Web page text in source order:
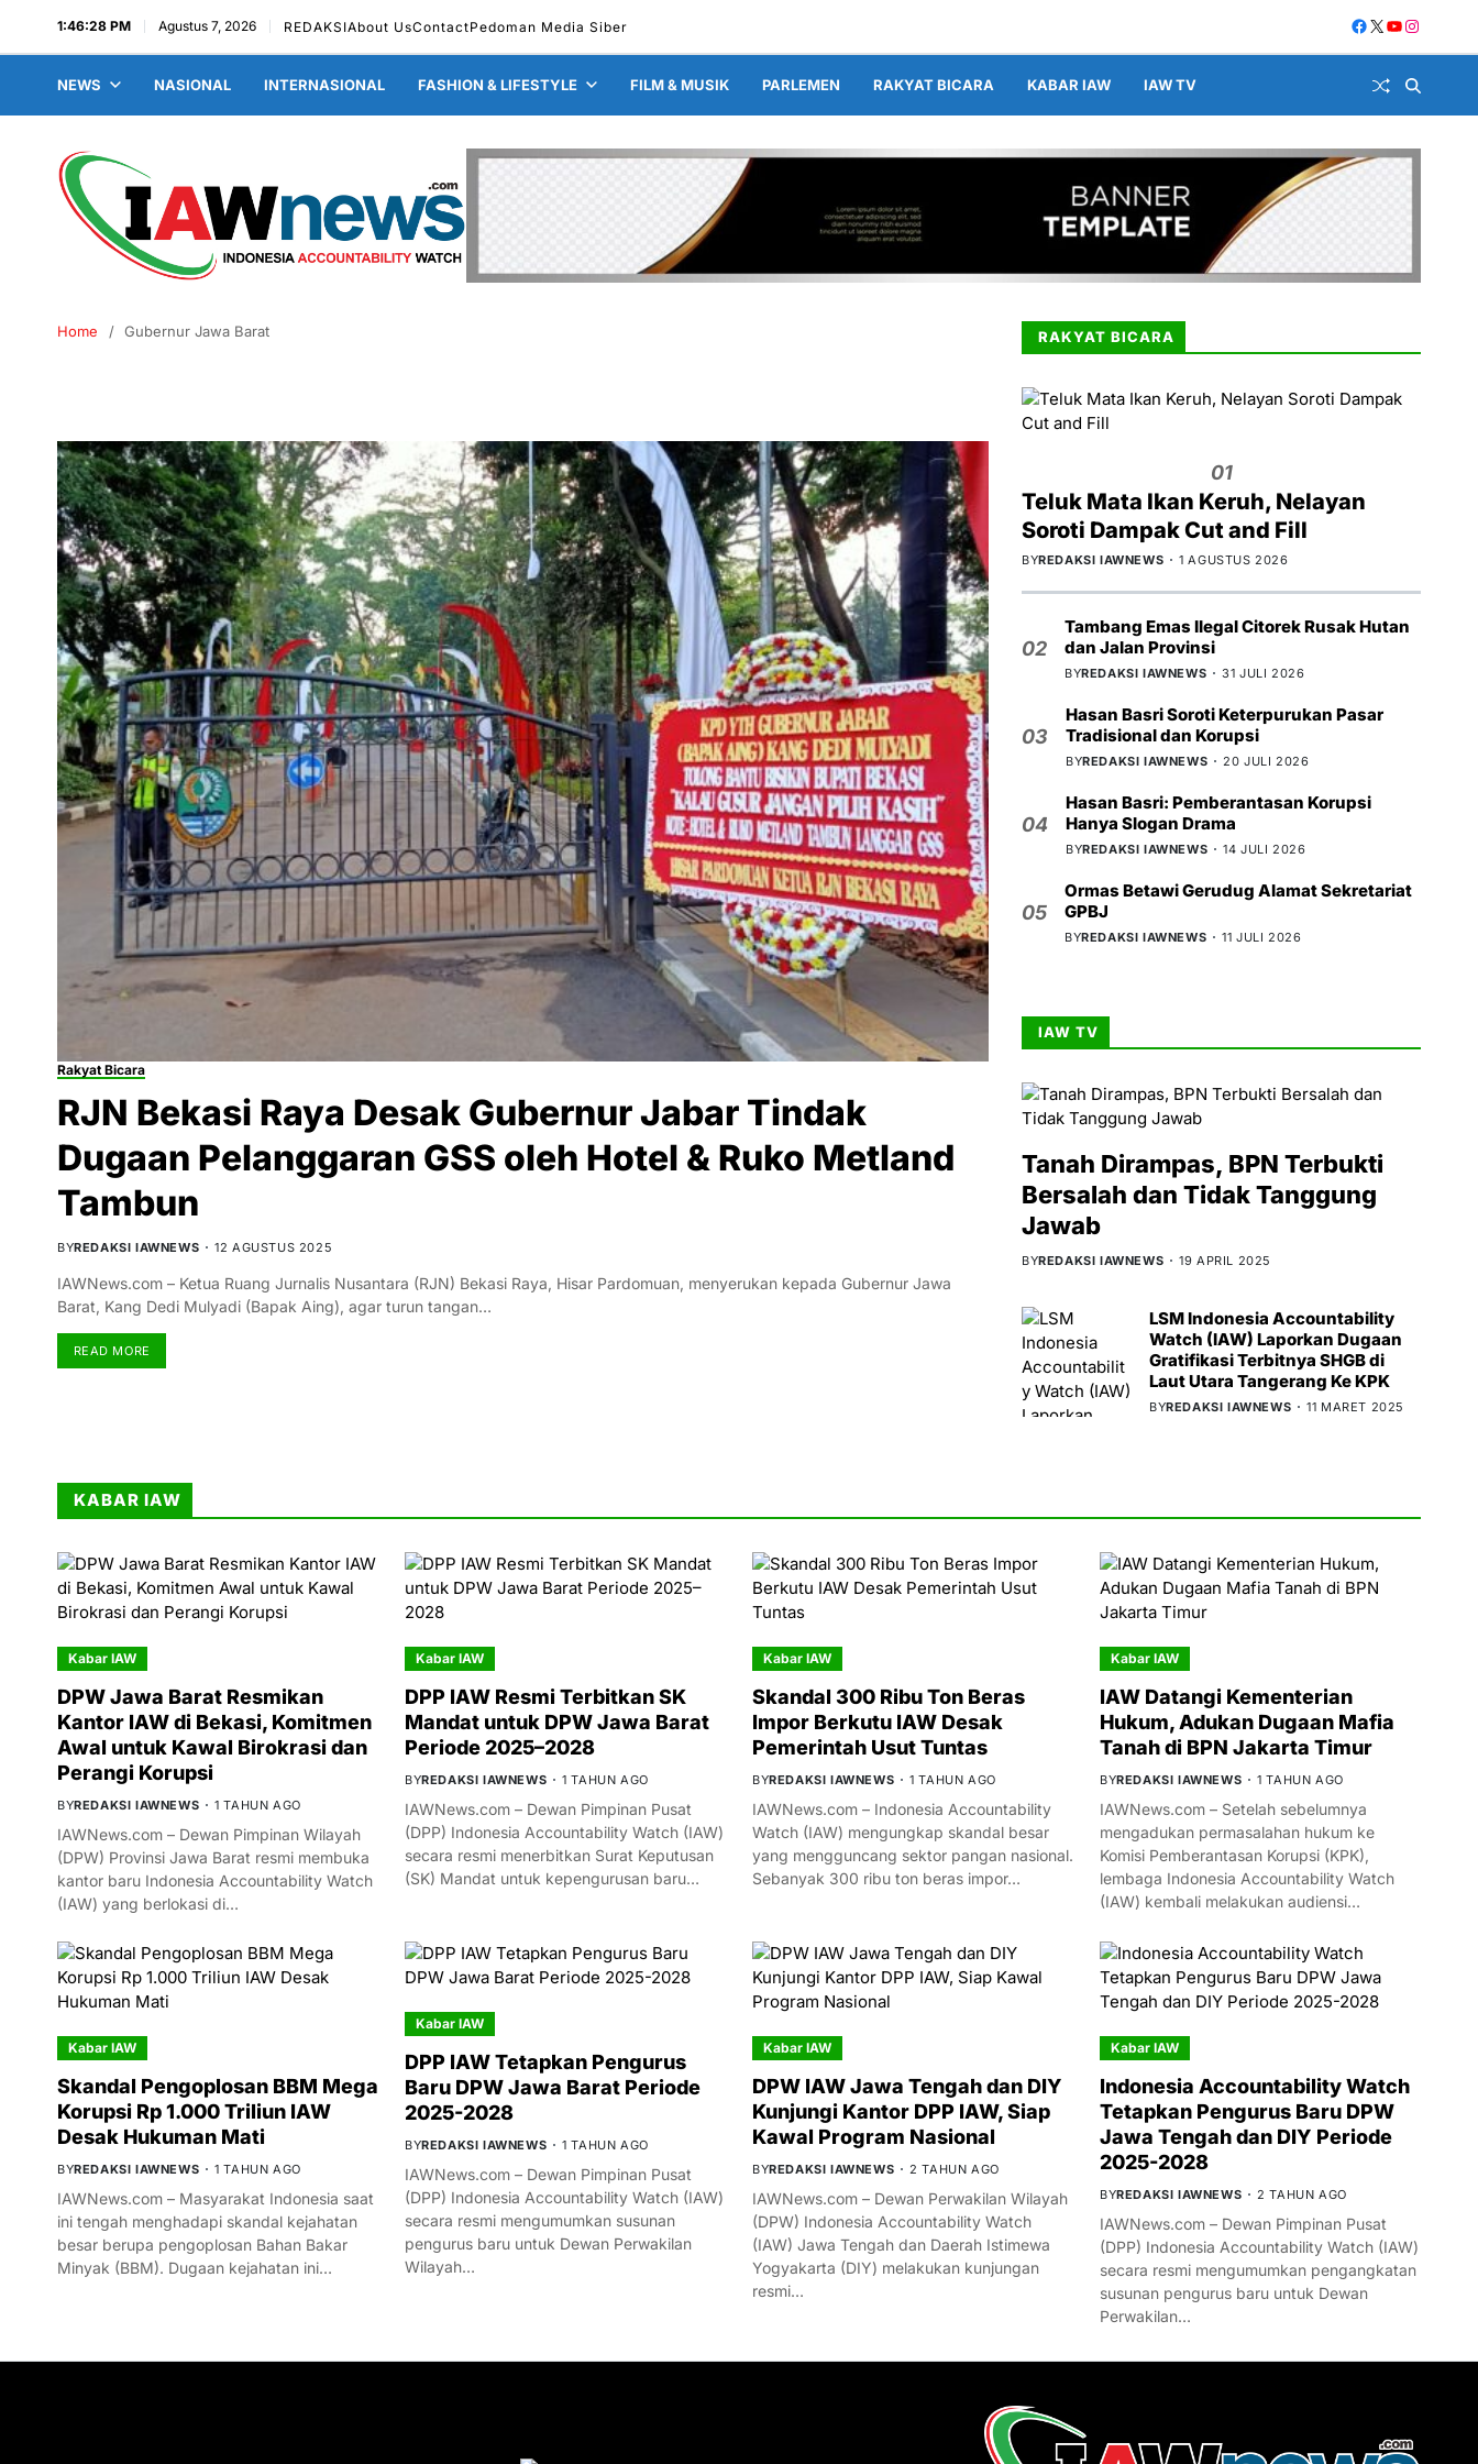
1:46:28 PM Agustus 7, 2026 REDAKSIAbout UsContactPedoman Media Siber
NEWS NASIONAL INTERNASIONAL FASHION & LIFESTYLE FILM & MUSIK PARLEMEN RAKYAT BICARA KABAR IAW IAW TV
Home Gubernur Jawa Barat
Rakyat Bicara
RJN Bekasi Raya Desak Gubernur Jabar Tindak
Dugaan Pelanggaran GSS oleh Hotel & Ruko Metland
Tambun
BYREDAKSI IAWNEWS 12 AGUSTUS 2025
IAWNews.com – Ketua Ruang Jurnalis Nusantara (RJN) Bekasi Raya, Hisar Pardomuan, menyerukan kepada Gubernur Jawa
Barat, Kang Dedi Mulyadi (Bapak Aing), agar turun tangan…
READ MORE
RAKYAT BICARA
01
Teluk Mata Ikan Keruh, Nelayan
Soroti Dampak Cut and Fill
BYREDAKSI IAWNEWS 1 AGUSTUS 2026
02
Tambang Emas Ilegal Citorek Rusak Hutan
dan Jalan Provinsi
BYREDAKSI IAWNEWS 31 JULI 2026
03
Hasan Basri Soroti Keterpurukan Pasar
Tradisional dan Korupsi
BYREDAKSI IAWNEWS 20 JULI 2026
04
Hasan Basri: Pemberantasan Korupsi
Hanya Slogan Drama
BYREDAKSI IAWNEWS 14 JULI 2026
05
Ormas Betawi Gerudug Alamat Sekretariat
GPBJ
BYREDAKSI IAWNEWS 11 JULI 2026
IAW TV
Tanah Dirampas, BPN Terbukti
Bersalah dan Tidak Tanggung
Jawab
BYREDAKSI IAWNEWS 19 APRIL 2025
LSM Indonesia Accountability
Watch (IAW) Laporkan Dugaan
Gratifikasi Terbitnya SHGB di
Laut Utara Tangerang Ke KPK
BYREDAKSI IAWNEWS 11 MARET 2025
KABAR IAW
Kabar IAW
DPW Jawa Barat Resmikan
Kantor IAW di Bekasi, Komitmen
Awal untuk Kawal Birokrasi dan
Perangi Korupsi
BYREDAKSI IAWNEWS 1 TAHUN AGO
IAWNews.com – Dewan Pimpinan Wilayah
(DPW) Provinsi Jawa Barat resmi membuka
kantor baru Indonesia Accountability Watch
(IAW) yang berlokasi di…
Kabar IAW
DPP IAW Resmi Terbitkan SK
Mandat untuk DPW Jawa Barat
Periode 2025–2028
BYREDAKSI IAWNEWS 1 TAHUN AGO
IAWNews.com – Dewan Pimpinan Pusat
(DPP) Indonesia Accountability Watch (IAW)
secara resmi menerbitkan Surat Keputusan
(SK) Mandat untuk kepengurusan baru…
Kabar IAW
Skandal 300 Ribu Ton Beras
Impor Berkutu IAW Desak
Pemerintah Usut Tuntas
BYREDAKSI IAWNEWS 1 TAHUN AGO
IAWNews.com – Indonesia Accountability
Watch (IAW) mengungkap skandal besar
yang mengguncang sektor pangan nasional.
Sebanyak 300 ribu ton beras impor…
Kabar IAW
IAW Datangi Kementerian
Hukum, Adukan Dugaan Mafia
Tanah di BPN Jakarta Timur
BYREDAKSI IAWNEWS 1 TAHUN AGO
IAWNews.com – Setelah sebelumnya
mengadukan permasalahan hukum ke
Komisi Pemberantasan Korupsi (KPK),
lembaga Indonesia Accountability Watch
(IAW) kembali melakukan audiensi…
Kabar IAW
Skandal Pengoplosan BBM Mega
Korupsi Rp 1.000 Triliun IAW
Desak Hukuman Mati
BYREDAKSI IAWNEWS 1 TAHUN AGO
IAWNews.com – Masyarakat Indonesia saat
ini tengah menghadapi skandal kejahatan
besar berupa pengoplosan Bahan Bakar
Minyak (BBM). Dugaan kejahatan ini…
Kabar IAW
DPP IAW Tetapkan Pengurus
Baru DPW Jawa Barat Periode
2025-2028
BYREDAKSI IAWNEWS 1 TAHUN AGO
IAWNews.com – Dewan Pimpinan Pusat
(DPP) Indonesia Accountability Watch (IAW)
secara resmi mengumumkan susunan
pengurus baru untuk Dewan Perwakilan
Wilayah…
Kabar IAW
DPW IAW Jawa Tengah dan DIY
Kunjungi Kantor DPP IAW, Siap
Kawal Program Nasional
BYREDAKSI IAWNEWS 2 TAHUN AGO
IAWNews.com – Dewan Perwakilan Wilayah
(DPW) Indonesia Accountability Watch
(IAW) Jawa Tengah dan Daerah Istimewa
Yogyakarta (DIY) melakukan kunjungan
resmi…
Kabar IAW
Indonesia Accountability Watch
Tetapkan Pengurus Baru DPW
Jawa Tengah dan DIY Periode
2025-2028
BYREDAKSI IAWNEWS 2 TAHUN AGO
IAWNews.com – Dewan Pimpinan Pusat
(DPP) Indonesia Accountability Watch (IAW)
secara resmi mengumumkan pengangkatan
susunan pengurus baru untuk Dewan
Perwakilan…